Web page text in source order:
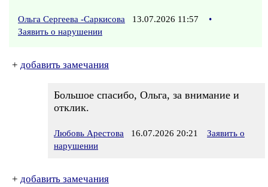
Ольга Сергеева -Саркисова 13.07.2026 11:57
•
Заявить о нарушении
+ добавить замечания
Большое спасибо, Ольга, за внимание и
отклик.
Любовь Арестова 16.07.2026 20:21
Заявить о
нарушении
+ добавить замечания